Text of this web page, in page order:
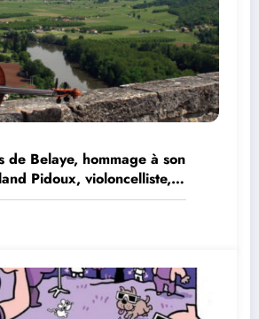
de Belaye, hommage à son
Pidoux, violoncelliste,
août 2026